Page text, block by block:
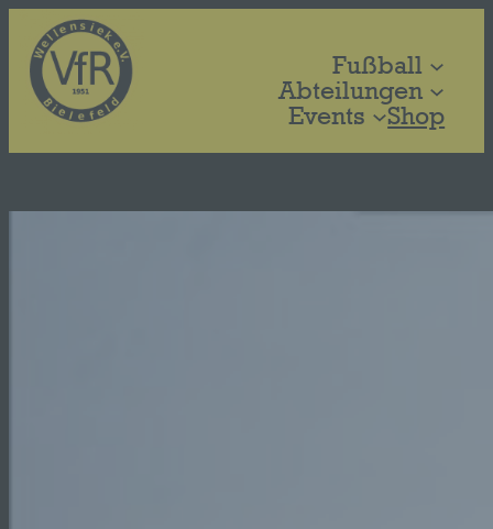
Inhalt
springen
Fußball
Abteilungen
Events
Shop